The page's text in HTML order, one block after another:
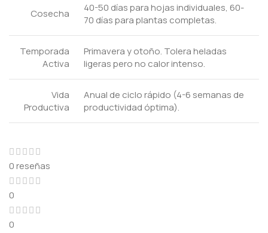
Cosecha
40-50 días para hojas individuales, 60-
70 días para plantas completas.
Temporada
Activa
Primavera y otoño. Tolera heladas
ligeras pero no calor intenso.
Vida
Productiva
Anual de ciclo rápido (4-6 semanas de
productividad óptima).
0 reseñas
0
0